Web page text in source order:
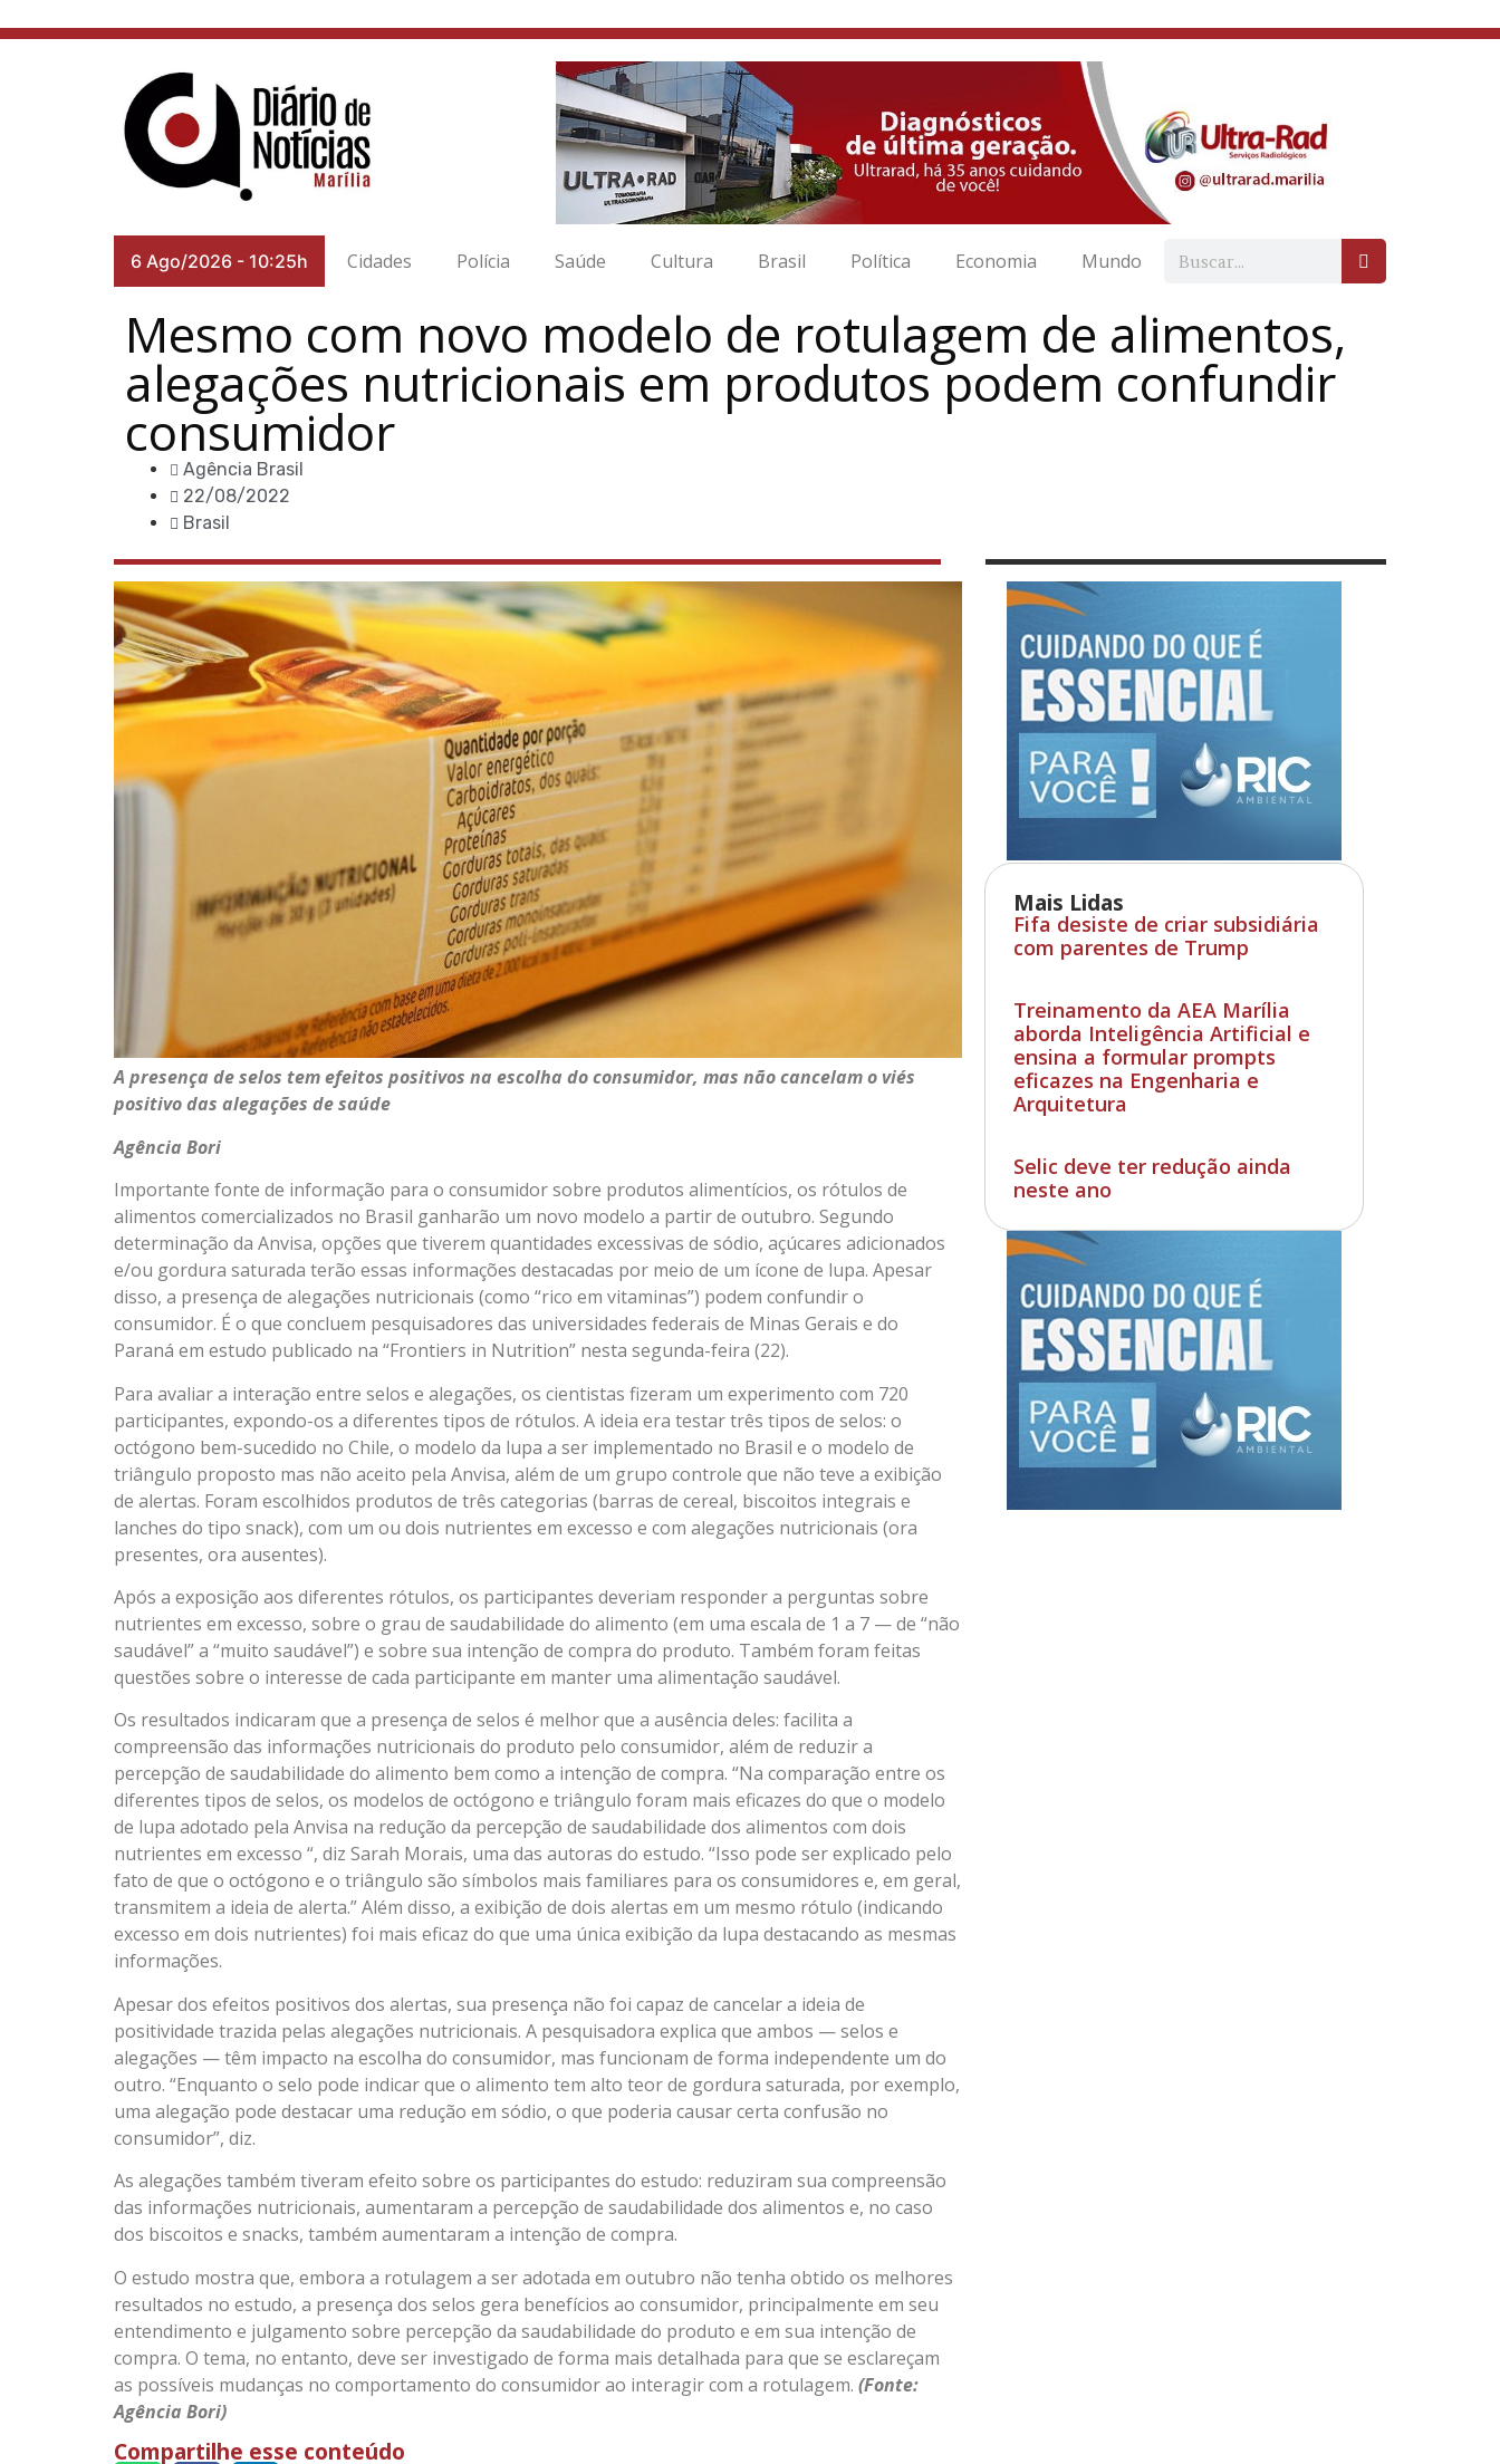
6 Ago/2026 - 10:25h Cidades Polícia Saúde Cultura Brasil Política Economia Mundo
Mesmo com novo modelo de rotulagem de alimentos,
alegações nutricionais em produtos podem confundir
consumidor
Agência Brasil
22/08/2022
Brasil
Mais Lidas
Fifa desiste de criar subsidiária
com parentes de Trump
Treinamento da AEA Marília
aborda Inteligência Artificial e
ensina a formular prompts
eficazes na Engenharia e
Arquitetura
Selic deve ter redução ainda
neste ano
A presença de selos tem efeitos positivos na escolha do consumidor, mas não cancelam o viés
positivo das alegações de saúde
Agência Bori
Importante fonte de informação para o consumidor sobre produtos alimentícios, os rótulos de
alimentos comercializados no Brasil ganharão um novo modelo a partir de outubro. Segundo
determinação da Anvisa, opções que tiverem quantidades excessivas de sódio, açúcares adicionados
e/ou gordura saturada terão essas informações destacadas por meio de um ícone de lupa. Apesar
disso, a presença de alegações nutricionais (como “rico em vitaminas”) podem confundir o
consumidor. É o que concluem pesquisadores das universidades federais de Minas Gerais e do
Paraná em estudo publicado na “Frontiers in Nutrition” nesta segunda-feira (22).
Para avaliar a interação entre selos e alegações, os cientistas fizeram um experimento com 720
participantes, expondo-os a diferentes tipos de rótulos. A ideia era testar três tipos de selos: o
octógono bem-sucedido no Chile, o modelo da lupa a ser implementado no Brasil e o modelo de
triângulo proposto mas não aceito pela Anvisa, além de um grupo controle que não teve a exibição
de alertas. Foram escolhidos produtos de três categorias (barras de cereal, biscoitos integrais e
lanches do tipo snack), com um ou dois nutrientes em excesso e com alegações nutricionais (ora
presentes, ora ausentes).
Após a exposição aos diferentes rótulos, os participantes deveriam responder a perguntas sobre
nutrientes em excesso, sobre o grau de saudabilidade do alimento (em uma escala de 1 a 7 — de “não
saudável” a “muito saudável”) e sobre sua intenção de compra do produto. Também foram feitas
questões sobre o interesse de cada participante em manter uma alimentação saudável.
Os resultados indicaram que a presença de selos é melhor que a ausência deles: facilita a
compreensão das informações nutricionais do produto pelo consumidor, além de reduzir a
percepção de saudabilidade do alimento bem como a intenção de compra. “Na comparação entre os
diferentes tipos de selos, os modelos de octógono e triângulo foram mais eficazes do que o modelo
de lupa adotado pela Anvisa na redução da percepção de saudabilidade dos alimentos com dois
nutrientes em excesso “, diz Sarah Morais, uma das autoras do estudo. “Isso pode ser explicado pelo
fato de que o octógono e o triângulo são símbolos mais familiares para os consumidores e, em geral,
transmitem a ideia de alerta.” Além disso, a exibição de dois alertas em um mesmo rótulo (indicando
excesso em dois nutrientes) foi mais eficaz do que uma única exibição da lupa destacando as mesmas
informações.
Apesar dos efeitos positivos dos alertas, sua presença não foi capaz de cancelar a ideia de
positividade trazida pelas alegações nutricionais. A pesquisadora explica que ambos — selos e
alegações — têm impacto na escolha do consumidor, mas funcionam de forma independente um do
outro. “Enquanto o selo pode indicar que o alimento tem alto teor de gordura saturada, por exemplo,
uma alegação pode destacar uma redução em sódio, o que poderia causar certa confusão no
consumidor”, diz.
As alegações também tiveram efeito sobre os participantes do estudo: reduziram sua compreensão
das informações nutricionais, aumentaram a percepção de saudabilidade dos alimentos e, no caso
dos biscoitos e snacks, também aumentaram a intenção de compra.
O estudo mostra que, embora a rotulagem a ser adotada em outubro não tenha obtido os melhores
resultados no estudo, a presença dos selos gera benefícios ao consumidor, principalmente em seu
entendimento e julgamento sobre percepção da saudabilidade do produto e em sua intenção de
compra. O tema, no entanto, deve ser investigado de forma mais detalhada para que se esclareçam
as possíveis mudanças no comportamento do consumidor ao interagir com a rotulagem.(Fonte:
Agência Bori)
Compartilhe esse conteúdo